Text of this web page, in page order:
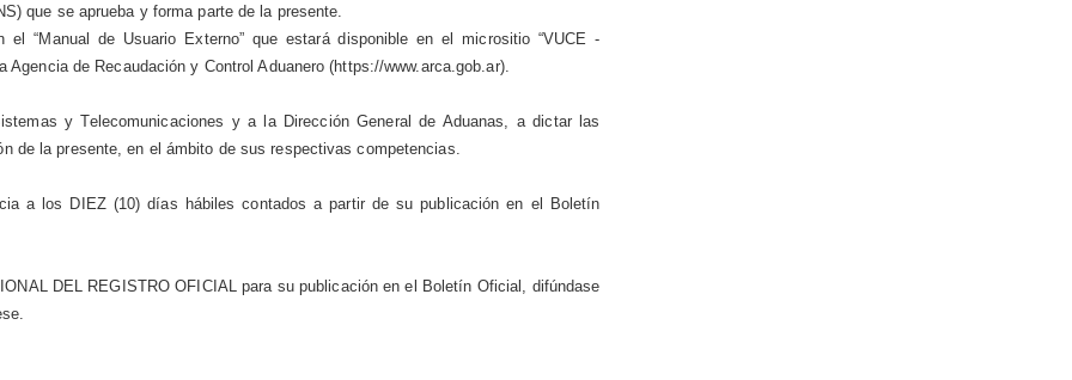
que se aprueba y forma parte de la presente.
“Manual de Usuario Externo” que estará disponible en el micrositio “VUCE -
de Recaudación y Control Aduanero (https://www.arca.gob.ar).
y Telecomunicaciones y a la Dirección General de Aduanas, a dictar las
de la presente, en el ámbito de sus respectivas competencias.
a los DIEZ (10) días hábiles contados a partir de su publicación en el Boletín
DEL REGISTRO OFICIAL para su publicación en el Boletín Oficial, difúndase